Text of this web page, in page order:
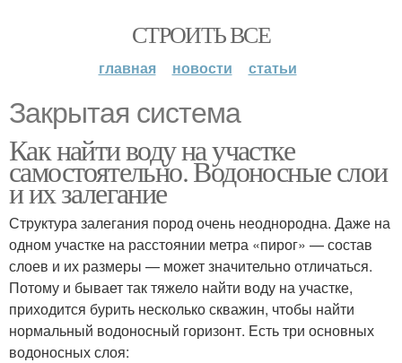
СТРОИТЬ ВСЕ
главная новости статьи
Закрытая система
Как найти воду на участке
самостоятельно. Водоносные слои
и их залегание
Структура залегания пород очень неоднородна. Даже на
одном участке на расстоянии метра «пирог» — состав
слоев и их размеры — может значительно отличаться.
Потому и бывает так тяжело найти воду на участке,
приходится бурить несколько скважин, чтобы найти
нормальный водоносный горизонт. Есть три основных
водоносных слоя: